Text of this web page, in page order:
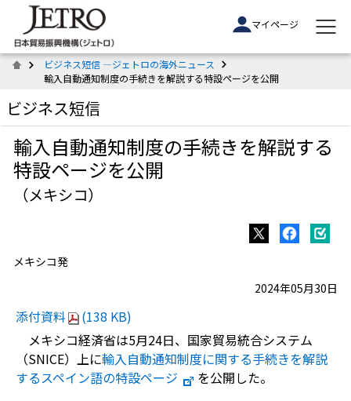
マイページ
ビジネス短信 ―ジェトロの海外ニュース
輸入自動通知制度の手続きを解説する特設ページを公開
ビジネス短信
輸入自動通知制度の手続きを解説する
特設ページを公開
（メキシコ）
メキシコ発
2024年05月30日
添付資料
(138 KB)
メキシコ経済省は5月24日、国家貿易統合システム
（SNICE）上に輸入自動通知制度に関する手続きを解説
するスペイン語の特設ページ
を公開した。